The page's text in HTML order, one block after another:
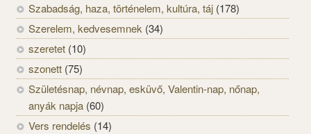
Szabadság, haza, történelem, kultúra, táj (178)
Szerelem, kedvesemnek (34)
szeretet (10)
szonett (75)
Születésnap, névnap, esküvő, Valentin-nap, nőnap,
anyák napja (60)
Vers rendelés (14)